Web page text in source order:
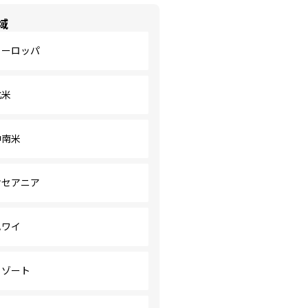
ロッパ
米
アニア
イ
ート